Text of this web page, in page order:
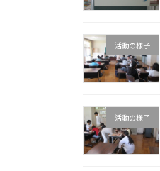
活動の様子
活動の様子